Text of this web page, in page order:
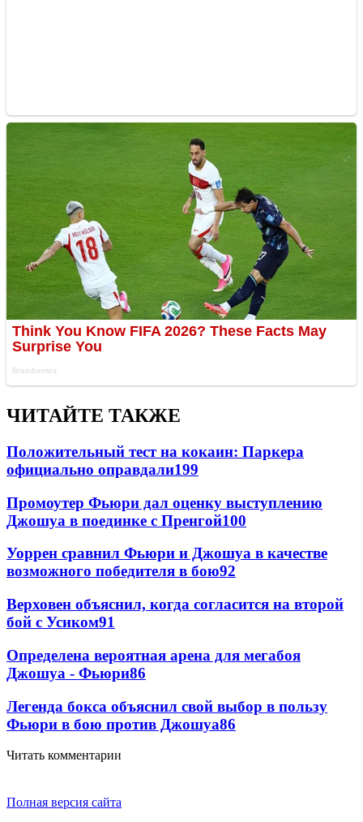
ЧИТАЙТЕ ТАКЖЕ
Положительный тест на кокаин: Паркера
официально оправдали199
Промоутер Фьюри дал оценку выступлению
Джошуа в поединке с Пренгой100
Уоррен сравнил Фьюри и Джошуа в качестве
возможного победителя в бою92
Верховен объяснил, когда согласится на второй
бой с Усиком91
Определена вероятная арена для мегабоя
Джошуа - Фьюри86
Легенда бокса объяснил свой выбор в пользу
Фьюри в бою против Джошуа86
Читать комментарии
Полная версия сайта